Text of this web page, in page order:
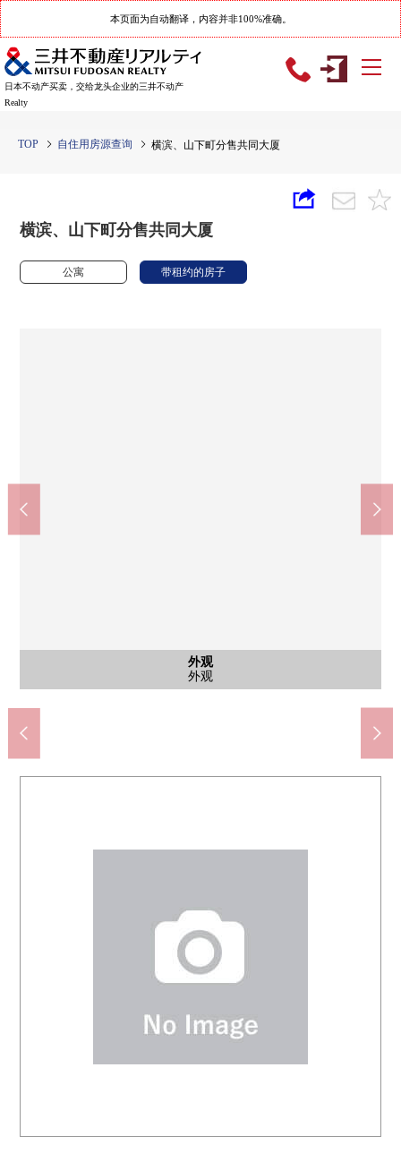
本页面为自动翻译，内容并非100%准确。
日本不动产买卖，交给龙头企业的三井不动产
Realty
TOP 自住用房源查询 横滨、山下町分售共同大厦
横滨、山下町分售共同大厦
公寓 带租约的房子
外观
外观
外观
外观
外观
外观
外观
外观
入口
入口
入口
入口
其他
邸宅名牌
港未来线"元町·中华街"车站(约70m)
横滨市立原市镇小学(约1400m)
步行18分钟。
横滨市立码头中学(约650m)
步行9分钟。
Maruetsu微型山下公园店(约10m)
步行1分钟。
7-Eleven横滨中华街东门店(约60m)
步行1分钟。
横滨中华街邮局(约270m)
步行4分钟。
独立行政法人地域医疗功能推进机构横滨中央医院(约650m)
步行9分钟。
横滨中华街朱雀门(约310m)
步行4分钟。
横滨中华街睦邻门(约70m)
步行1分钟。
山下公园(约330m)
步行5分钟。